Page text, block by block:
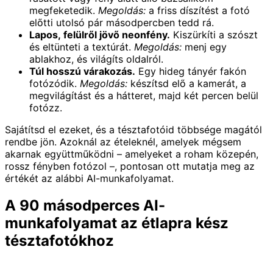
megfeketedik. Megoldás: a friss díszítést a fotó
előtti utolsó pár másodpercben tedd rá.
Lapos, felülről jövő neonfény. Kiszürkíti a szószt
és eltünteti a textúrát. Megoldás: menj egy
ablakhoz, és világíts oldalról.
Túl hosszú várakozás. Egy hideg tányér fakón
fotózódik. Megoldás: készítsd elő a kamerát, a
megvilágítást és a hátteret, majd két percen belül
fotózz.
Sajátítsd el ezeket, és a tésztafotóid többsége magától
rendbe jön. Azoknál az ételeknél, amelyek mégsem
akarnak együttműködni – amelyeket a roham közepén,
rossz fényben fotózol –, pontosan ott mutatja meg az
értékét az alábbi AI-munkafolyamat.
A 90 másodperces AI-
munkafolyamat az étlapra kész
tésztafotókhoz